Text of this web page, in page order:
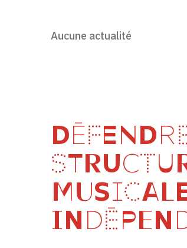
Aucune actualité